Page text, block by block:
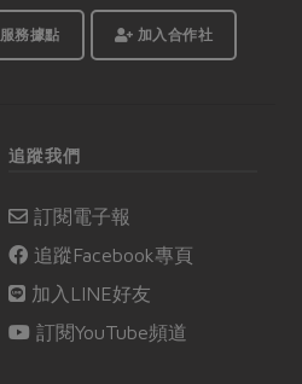
服務據點 加入合作社
追蹤我們
訂閱電子報
追蹤Facebook專頁
加入LINE好友
訂閱YouTube頻道